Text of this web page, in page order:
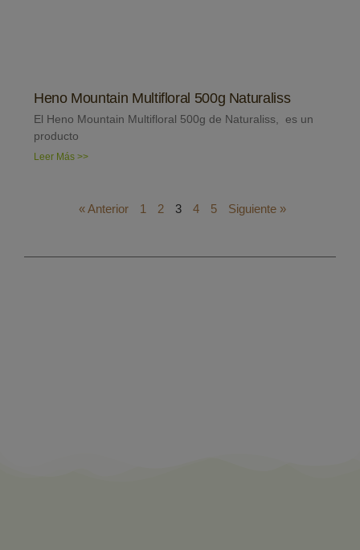
Heno Mountain Multifloral 500g Naturaliss
El Heno Mountain Multifloral 500g de Naturaliss, es un
producto
Leer Más >>
« Anterior 1 2 3 4 5 Siguiente »